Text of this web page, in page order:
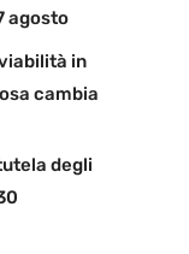
agosto
in
cambia
degli